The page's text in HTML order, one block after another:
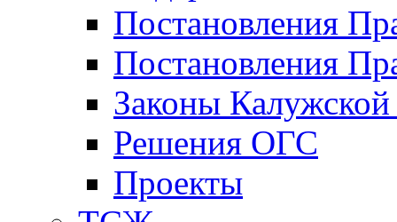
Постановления
Постановления
Законы Калужской
Решения ОГС
Проекты